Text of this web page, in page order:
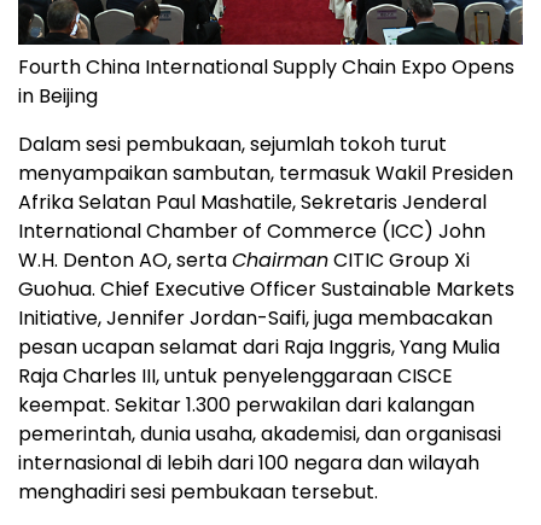
Fourth China International Supply Chain Expo Opens
in Beijing
Dalam sesi pembukaan, sejumlah tokoh turut
menyampaikan sambutan, termasuk Wakil Presiden
Afrika Selatan Paul Mashatile, Sekretaris Jenderal
International Chamber of Commerce (ICC) John
W.H. Denton AO, sertaChairmanCITIC Group Xi
Guohua. Chief Executive Officer Sustainable Markets
Initiative, Jennifer Jordan-Saifi, juga membacakan
pesan ucapan selamat dari Raja Inggris, Yang Mulia
Raja Charles III, untuk penyelenggaraan CISCE
keempat. Sekitar 1.300 perwakilan dari kalangan
pemerintah, dunia usaha, akademisi, dan organisasi
internasional di lebih dari 100 negara dan wilayah
menghadiri sesi pembukaan tersebut.